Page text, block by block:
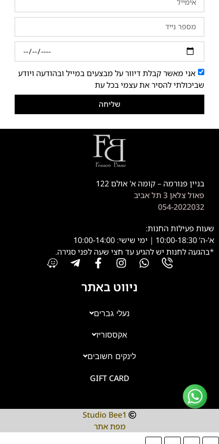
אני מאשר קבלת דיוור על מבצעים במייל ובהודעה ויודע
שביכולתי להסיר את עצמי בכל עת
שליחה
בניין פנורמה – קומה א' אולם 122
פאול צלאן 3 תל אביב
054-2022032
שעות פעילות החנות:
א’-ה’ 10:00-18:30 | ימי שישי: 10:00-14:00
*בהגעה לחנות יש להגיע עד חצי שעה לפני סגירה.
ניווט באתר
נעלי גברים
אקססוריז
לינקים חשובים
GIFT CARD
Studio Bee1
מפת אתר